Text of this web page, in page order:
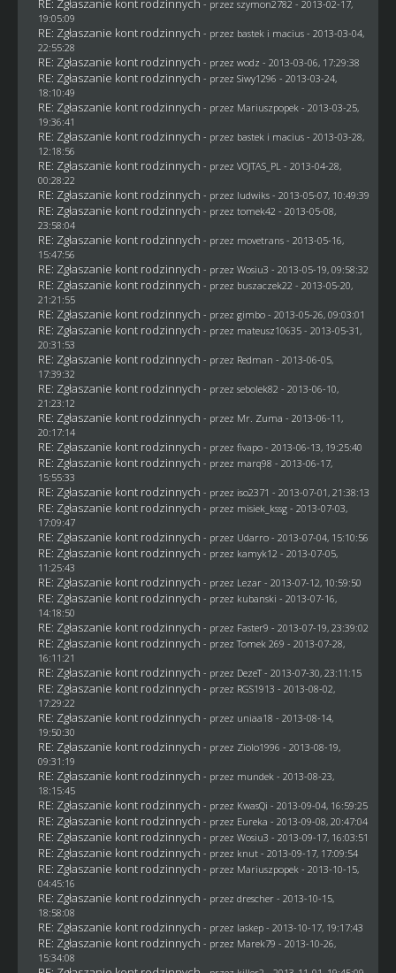
RE: Zgłaszanie kont rodzinnych - przez szymon2782 - 2013-02-17,
19:05:09
RE: Zgłaszanie kont rodzinnych - przez bastek i macius- 2013-03-04,
22:55:28
RE: Zgłaszanie kont rodzinnych - przez wodz - 2013-03-06, 17:29:38
RE: Zgłaszanie kont rodzinnych - przez Siwy1296 - 2013-03-24,
18:10:49
RE: Zgłaszanie kont rodzinnych - przez Mariuszpopek - 2013-03-25,
19:36:41
RE: Zgłaszanie kont rodzinnych - przez bastek i macius- 2013-03-28,
12:18:56
RE: Zgłaszanie kont rodzinnych - przez VOJTAS_PL- 2013-04-28,
00:28:22
RE: Zgłaszanie kont rodzinnych - przez ludwiks- 2013-05-07, 10:49:39
RE: Zgłaszanie kont rodzinnych - przez tomek42 - 2013-05-08,
23:58:04
RE: Zgłaszanie kont rodzinnych - przez movetrans- 2013-05-16,
15:47:56
RE: Zgłaszanie kont rodzinnych - przez Wosiu3 - 2013-05-19, 09:58:32
RE: Zgłaszanie kont rodzinnych - przez buszaczek22 - 2013-05-20,
21:21:55
RE: Zgłaszanie kont rodzinnych - przez gimbo- 2013-05-26, 09:03:01
RE: Zgłaszanie kont rodzinnych - przez mateusz10635- 2013-05-31,
20:31:53
RE: Zgłaszanie kont rodzinnych - przez Redman - 2013-06-05,
17:39:32
RE: Zgłaszanie kont rodzinnych - przez sebolek82 - 2013-06-10,
21:23:12
RE: Zgłaszanie kont rodzinnych - przez Mr. Zuma - 2013-06-11,
20:17:14
RE: Zgłaszanie kont rodzinnych - przez fivapo- 2013-06-13, 19:25:40
RE: Zgłaszanie kont rodzinnych - przez marq98 - 2013-06-17,
15:55:33
RE: Zgłaszanie kont rodzinnych - przez iso2371 - 2013-07-01, 21:38:13
RE: Zgłaszanie kont rodzinnych - przez misiek_kssg- 2013-07-03,
17:09:47
RE: Zgłaszanie kont rodzinnych - przez Udarro- 2013-07-04, 15:10:56
RE: Zgłaszanie kont rodzinnych - przez kamyk12 - 2013-07-05,
11:25:43
RE: Zgłaszanie kont rodzinnych - przez Lezar- 2013-07-12, 10:59:50
RE: Zgłaszanie kont rodzinnych - przez kubanski - 2013-07-16,
14:18:50
RE: Zgłaszanie kont rodzinnych - przez Faster9 - 2013-07-19, 23:39:02
RE: Zgłaszanie kont rodzinnych - przezTomek 269 - 2013-07-28,
16:11:21
RE: Zgłaszanie kont rodzinnych - przez DezeT- 2013-07-30, 23:11:15
RE: Zgłaszanie kont rodzinnych - przez RGS1913 - 2013-08-02,
17:29:22
RE: Zgłaszanie kont rodzinnych - przez uniaa18 - 2013-08-14,
19:50:30
RE: Zgłaszanie kont rodzinnych - przez Ziolo1996 - 2013-08-19,
09:31:19
RE: Zgłaszanie kont rodzinnych - przez mundek- 2013-08-23,
18:15:45
RE: Zgłaszanie kont rodzinnych - przez KwasQi - 2013-09-04, 16:59:25
RE: Zgłaszanie kont rodzinnych - przez Eureka - 2013-09-08, 20:47:04
RE: Zgłaszanie kont rodzinnych - przez Wosiu3 - 2013-09-17, 16:03:51
RE: Zgłaszanie kont rodzinnych - przez knut- 2013-09-17, 17:09:54
RE: Zgłaszanie kont rodzinnych - przez Mariuszpopek - 2013-10-15,
04:45:16
RE: Zgłaszanie kont rodzinnych - przez drescher- 2013-10-15,
18:58:08
RE: Zgłaszanie kont rodzinnych - przez laskep- 2013-10-17, 19:17:43
RE: Zgłaszanie kont rodzinnych - przez Marek79 - 2013-10-26,
15:34:08